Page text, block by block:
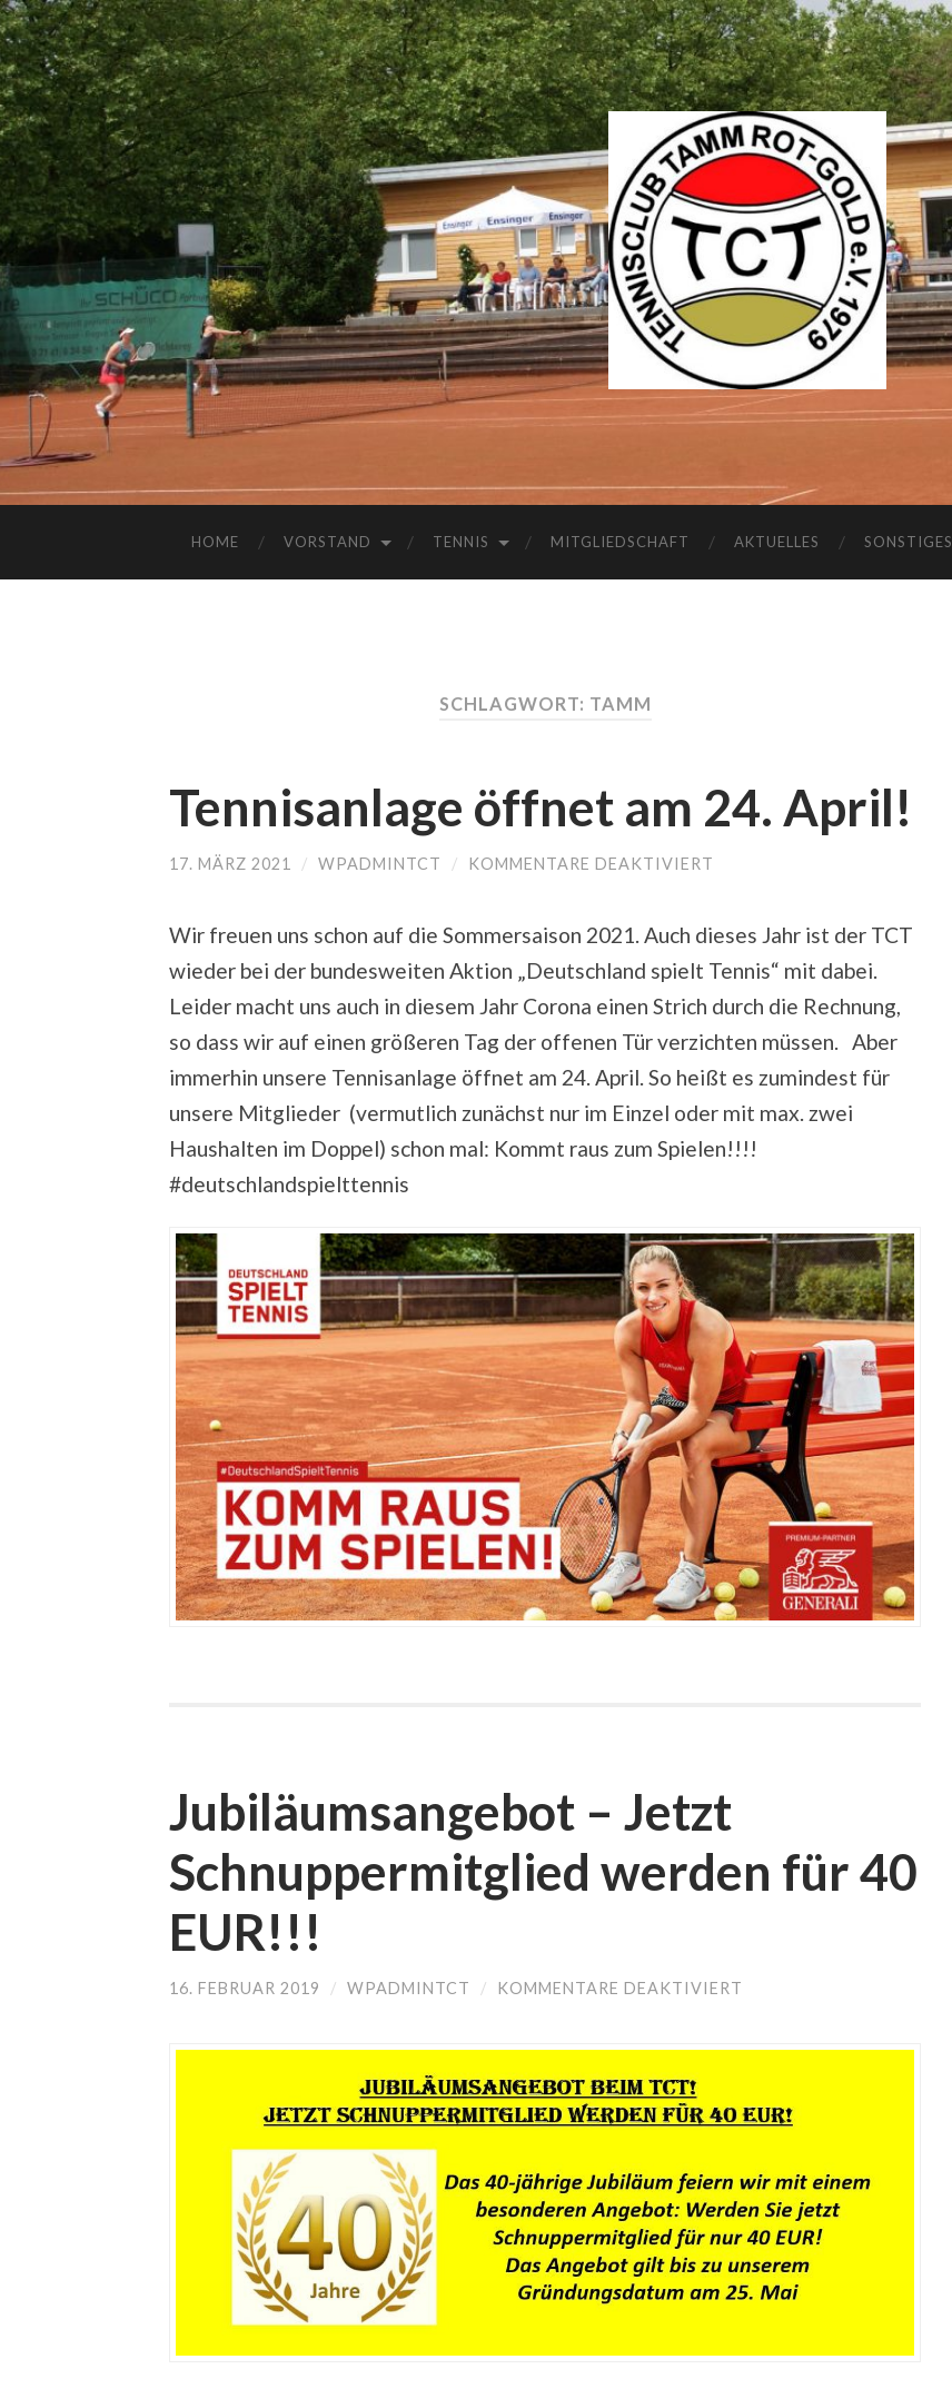
HOME VORSTAND TENNIS MITGLIEDSCHAFT AKTUELLES SONSTIGES
SCHLAGWORT: TAMM
Tennisanlage öffnet am 24. April!
17. MÄRZ 2021 / WPADMINTCT / KOMMENTARE DEAKTIVIERT
24.
Wir freuen uns schon auf die Sommersaison 2021. Auch dieses Jahr ist der TCT
wieder bei der bundesweiten Aktion „Deutschland spielt Tennis“ mit dabei.
Leider macht uns auch in diesem Jahr Corona einen Strich durch die Rechnung,
so dass wir auf einen größeren Tag der offenen Tür verzichten müssen. Aber
immerhin unsere Tennisanlage öffnet am 24. April. So heißt es zumindest für
unsere Mitglieder (vermutlich zunächst nur im Einzel oder mit max. zwei
Haushalten im Doppel) schon mal: Kommt raus zum Spielen!!!!
#deutschlandspielttennis
Jubiläumsangebot – Jetzt
Schnuppermitglied werden für 40
EUR!!!
16. FEBRUAR 2019 / WPADMINTCT / KOMMENTARE DEAKTIVIERT
FÜR
40